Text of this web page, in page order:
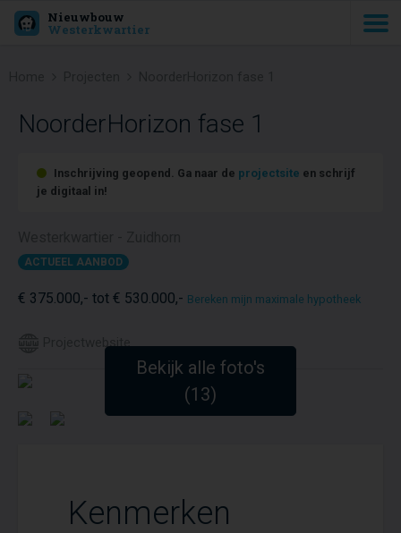
Nieuwbouw
Westerkwartier
NoorderHorizon fase 1
Inschrijving geopend. Ga naar de projectsite en schrijf
je digitaal in!
ACTUEEL AANBOD
€ 375.000,- tot € 530.000,- Bereken mijn maximale hypotheek
Projectwebsite
Bekijk alle foto's
(13)
Kenmerken